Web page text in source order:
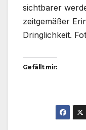
sichtbarer
zeitgemäßer
Dringlichkeit.
Gefällt mir: